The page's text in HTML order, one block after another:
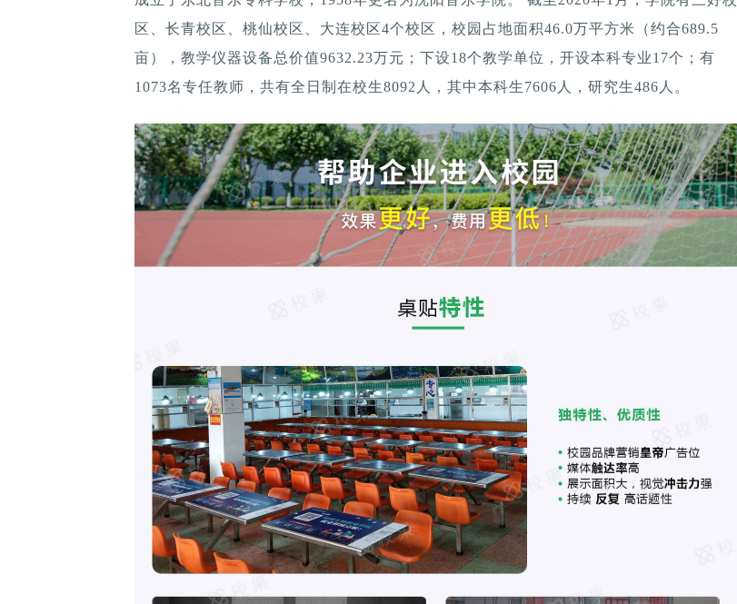
区、长青校区、桃仙校区、大连校区4个校区，校园占地面积46.0万平方米（约合689.5
亩），教学仪器设备总价值9632.23万元；下设18个教学单位，开设本科专业17个；有
1073名专任教师，共有全日制在校生8092人，其中本科生7606人，研究生486人。